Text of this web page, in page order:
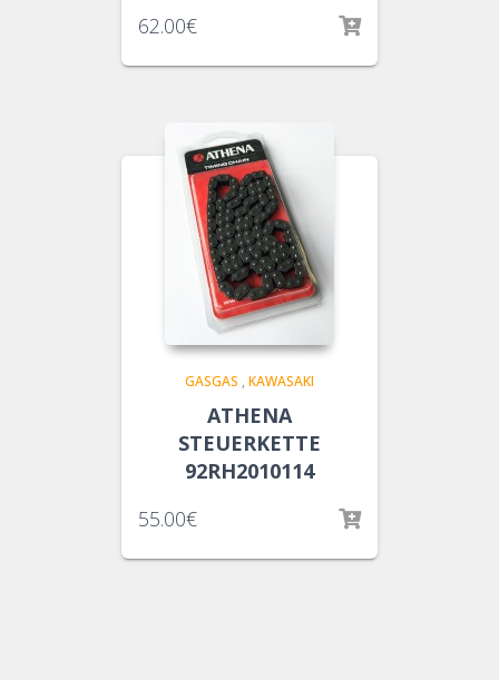
62.00€
GASGAS , KAWASAKI
ATHENA
STEUERKETTE
92RH2010114
55.00€